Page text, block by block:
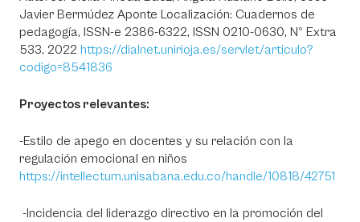
Javier Bermúdez Aponte Localización: Cuadernos de
pedagogía, ISSN-e 2386-6322, ISSN 0210-0630, Nº Extra
533, 2022 https://dialnet.unirioja.es/servlet/articulo?
codigo=8541836
Proyectos relevantes:
-Estilo de apego en docentes y su relación con la
regulación emocional en niños
https://intellectum.unisabana.edu.co/handle/10818/42751
-Incidencia del liderazgo directivo en la promoción del